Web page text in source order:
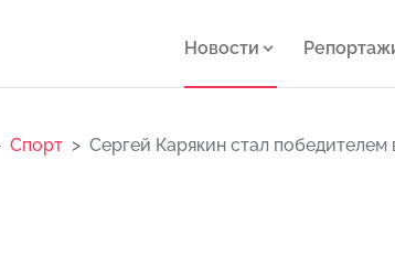
Новости
Спорт Сергей Карякин стал